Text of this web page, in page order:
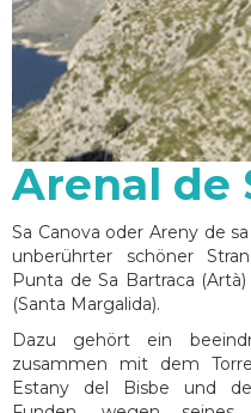
Arenal de
Sa Canova oder Areny de
unberührter schöner
Punta de Sa Bartraca
(Santa Margalida).
Dazu gehört ein
zusammen mit dem
Estany del Bisbe und